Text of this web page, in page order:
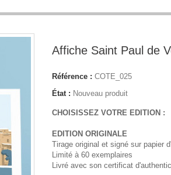
Affiche Saint Paul de
Référence : COTE_025
État : Nouveau produit
CHOISISSEZ VOTRE EDITION :
EDITION ORIGINALE
Tirage original et signé sur papier
Limité à 60 exemplaires
Livré avec son certificat